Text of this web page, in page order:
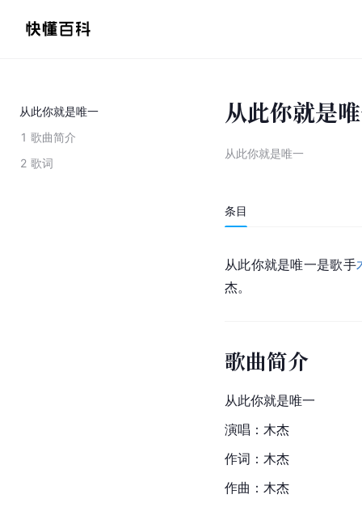
从此你就是唯一
1 歌曲简介
2 歌词
从此你就是
从此你就是唯一
条目
从此你就是唯一是歌手
杰。
歌曲简介
从此你就是唯一
演唱：木杰
作词：木杰
作曲：木杰